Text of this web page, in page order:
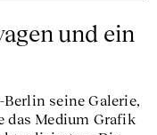
und ein
seine Galerie,
das Medium Grafik